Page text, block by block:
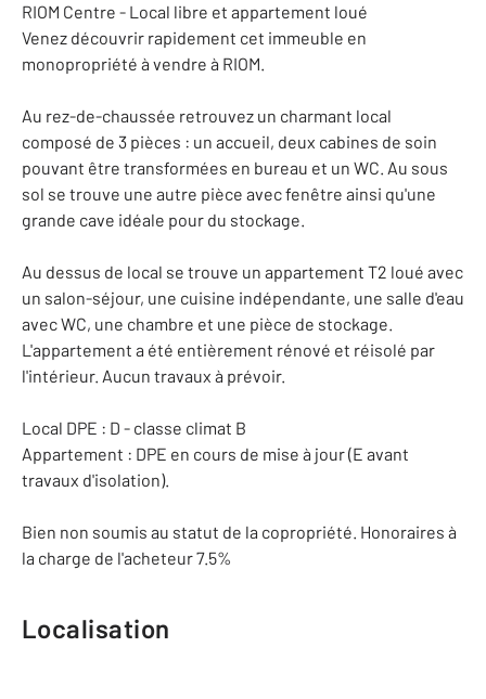
RIOM Centre - Local libre et appartement loué
Venez découvrir rapidement cet immeuble en
monopropriété à vendre à RIOM.
Au rez-de-chaussée retrouvez un charmant local
composé de 3 pièces : un accueil, deux cabines de soin
pouvant être transformées en bureau et un WC. Au sous
sol se trouve une autre pièce avec fenêtre ainsi qu'une
grande cave idéale pour du stockage.
Au dessus de local se trouve un appartement T2 loué avec
un salon-séjour, une cuisine indépendante, une salle d'eau
avec WC, une chambre et une pièce de stockage.
L'appartement a été entièrement rénové et réisolé par
l'intérieur. Aucun travaux à prévoir.
Local DPE : D - classe climat B
Appartement : DPE en cours de mise à jour (E avant
travaux d'isolation).
Bien non soumis au statut de la copropriété. Honoraires à
la charge de l'acheteur 7.5%
Localisation